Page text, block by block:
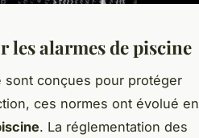
les alarmes de piscine
sont conçues pour protéger
ces normes ont évolué en
. La réglementation des